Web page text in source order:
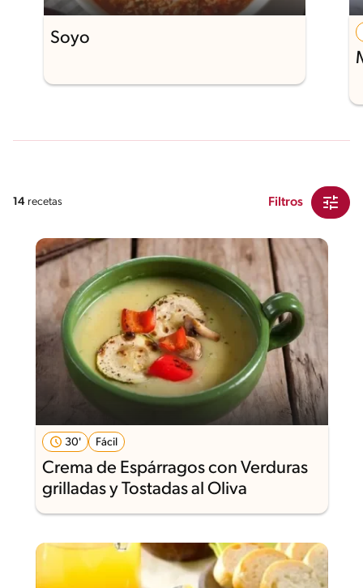
Soyo
14 recetas Filtros
30' Fácil
Crema de Espárragos con Verduras
grilladas y Tostadas al Oliva